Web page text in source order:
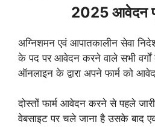
2025 आवेदन
अग्निशमन एवं आपातकालीन सेवा
के पद पर आवेदन करने वाले सभी वर्गों
ऑनलाइन के द्वारा अपने फार्म को
दोस्तों फार्म आवेदन करने से पहले
वेबसाइट पर चले जाना है उसके बाद